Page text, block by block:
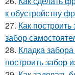
к обустройству
27. Как
забор
28. Кладка
построить забор